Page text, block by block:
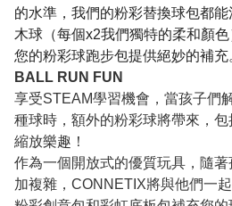
的水準，我們的粉彩替換球包都
木球（每個x2我們獨特的柔和顏
您的粉彩球跑步包提供絕妙的補充
BALL RUN FUN
享受STEAM學習機會，當孩子們
種球時，額外的粉彩球將帶來，
縮放樂趣！
作為一個開放式的優質玩具，隨
加複雜，CONNETIX將與他們一